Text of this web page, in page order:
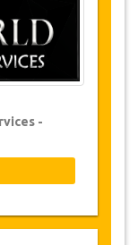
aura
a été
être faite
sont non-
peut
-